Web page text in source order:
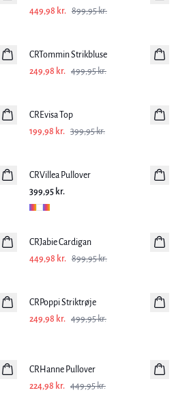
449,98 kr. 899,95 kr.
CRTommin Strikbluse
249,98 kr. 499,95 kr.
CREvisa Top
199,98 kr. 399,95 kr.
CRVillea Pullover
399,95 kr.
-50%
CRJabie Cardigan
449,98 kr. 899,95 kr.
CRPoppi Striktrøje
249,98 kr. 499,95 kr.
CRHanne Pullover
224,98 kr. 449,95 kr.